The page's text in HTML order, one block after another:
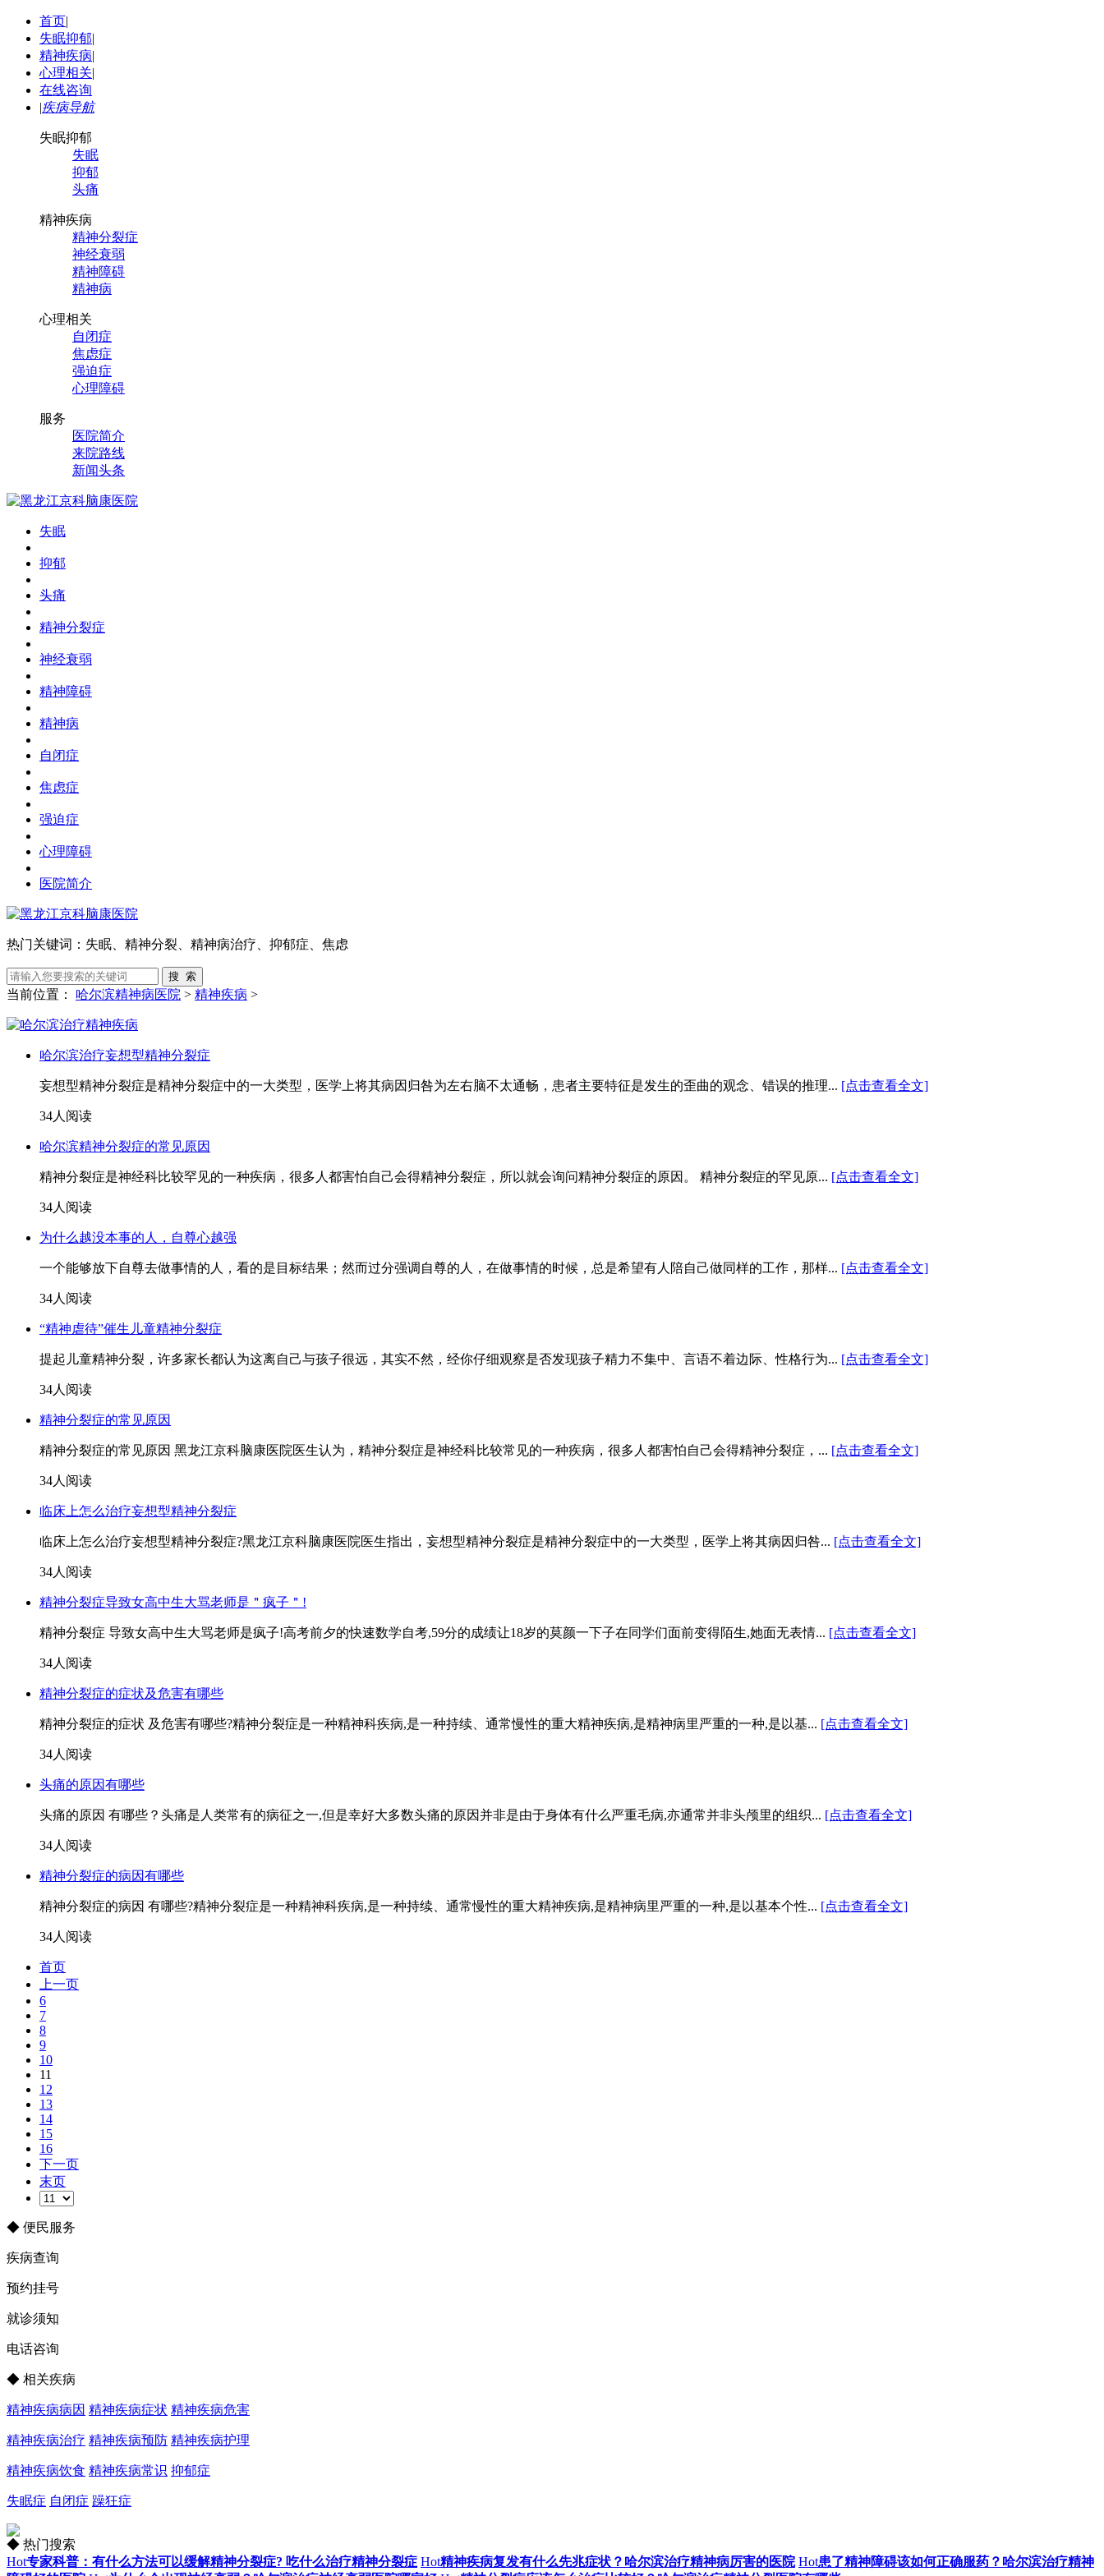
首页|
失眠抑郁|
精神疾病|
心理相关|
在线咨询
|疾病导航
失眠抑郁
失眠
抑郁
头痛
精神疾病
精神分裂症
神经衰弱
精神障碍
精神病
心理相关
自闭症
焦虑症
强迫症
心理障碍
服务
医院简介
来院路线
新闻头条
失眠
抑郁
头痛
精神分裂症
神经衰弱
精神障碍
精神病
自闭症
焦虑症
强迫症
心理障碍
医院简介
热门关键词： 失眠、精神分裂、精神病治疗、抑郁症、焦虑
当前位置： 哈尔滨精神病医院 > 精神疾病 >
哈尔滨治疗妄想型精神分裂症
妄想型精神分裂症是精神分裂症中的一大类型，医学上将其病因归咎为左右脑不太通畅，患者主要特征是发生的歪曲的观念、错误的推理... [点击查看全文]
34人阅读
哈尔滨精神分裂症的常见原因
精神分裂症是神经科比较罕见的一种疾病，很多人都害怕自己会得精神分裂症，所以就会询问精神分裂症的原因。 精神分裂症的罕见原... [点击查看全文]
34人阅读
为什么越没本事的人，自尊心越强
一个能够放下自尊去做事情的人，看的是目标结果；然而过分强调自尊的人，在做事情的时候，总是希望有人陪自己做同样的工作，那样... [点击查看全文]
34人阅读
“精神虐待”催生儿童精神分裂症
提起儿童精神分裂，许多家长都认为这离自己与孩子很远，其实不然，经你仔细观察是否发现孩子精力不集中、言语不着边际、性格行为... [点击查看全文]
34人阅读
精神分裂症的常见原因
精神分裂症的常见原因 黑龙江京科脑康医院医生认为，精神分裂症是神经科比较常见的一种疾病，很多人都害怕自己会得精神分裂症，... [点击查看全文]
34人阅读
临床上怎么治疗妄想型精神分裂症
临床上怎么治疗妄想型精神分裂症?黑龙江京科脑康医院医生指出，妄想型精神分裂症是精神分裂症中的一大类型，医学上将其病因归咎... [点击查看全文]
34人阅读
精神分裂症导致女高中生大骂老师是＂疯子＂!
精神分裂症 导致女高中生大骂老师是疯子!高考前夕的快速数学自考,59分的成绩让18岁的莫颜一下子在同学们面前变得陌生,她面无表情... [点击查看全文]
34人阅读
精神分裂症的症状及危害有哪些
精神分裂症的症状 及危害有哪些?精神分裂症是一种精神科疾病,是一种持续、通常慢性的重大精神疾病,是精神病里严重的一种,是以基... [点击查看全文]
34人阅读
头痛的原因有哪些
头痛的原因 有哪些？头痛是人类常有的病征之一,但是幸好大多数头痛的原因并非是由于身体有什么严重毛病,亦通常并非头颅里的组织... [点击查看全文]
34人阅读
精神分裂症的病因有哪些
精神分裂症的病因 有哪些?精神分裂症是一种精神科疾病,是一种持续、通常慢性的重大精神疾病,是精神病里严重的一种,是以基本个性... [点击查看全文]
34人阅读
首页
上一页
6
7
8
9
10
11
12
13
14
15
16
下一页
末页
◆ 便民服务
疾病查询
预约挂号
就诊须知
电话咨询
◆ 相关疾病
精神疾病病因 精神疾病症状 精神疾病危害
精神疾病治疗 精神疾病预防 精神疾病护理
精神疾病饮食 精神疾病常识 抑郁症
失眠症 自闭症 躁狂症
◆ 热门搜索
Hot专家科普：有什么方法可以缓解精神分裂症? 吃什么治疗精神分裂症 Hot精神疾病复发有什么先兆症状？哈尔滨治疗精神病厉害的医院 Hot患了精神障碍该如何正确服药？哈尔滨治疗精神